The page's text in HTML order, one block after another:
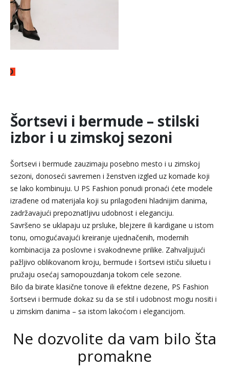
Šortsevi i bermude – stilski
izbor i u zimskoj sezoni
Šortsevi i bermude zauzimaju posebno mesto i u zimskoj
sezoni, donoseći savremen i ženstven izgled uz komade koji
se lako kombinuju. U PS Fashion ponudi pronaći ćete modele
izrađene od materijala koji su prilagođeni hladnijim danima,
zadržavajući prepoznatljivu udobnost i eleganciju.
Savršeno se uklapaju uz prsluke, blejzere ili kardigane u istom
tonu, omogućavajući kreiranje ujednačenih, modernih
kombinacija za poslovne i svakodnevne prilike. Zahvaljujući
pažljivo oblikovanom kroju, bermude i šortsevi ističu siluetu i
pružaju osećaj samopouzdanja tokom cele sezone.
Bilo da birate klasične tonove ili efektne dezene, PS Fashion
šortsevi i bermude dokaz su da se stil i udobnost mogu nositi i
u zimskim danima – sa istom lakoćom i elegancijom.
Ne dozvolite da vam bilo šta
promakne